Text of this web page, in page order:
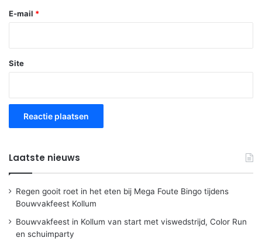
E-mail *
Site
Laatste nieuws
Regen gooit roet in het eten bij Mega Foute Bingo tijdens
Bouwvakfeest Kollum
Bouwvakfeest in Kollum van start met viswedstrijd, Color Run
en schuimparty